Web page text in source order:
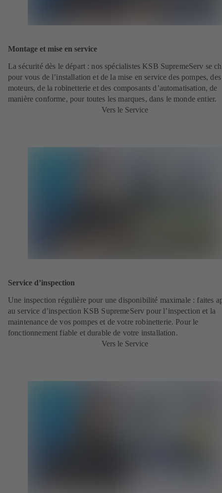
Montage et mise en service
La sécurité dès le départ : nos spécialistes KSB SupremeServ se
pour vous de l’installation et de la mise en service des pompes, des
moteurs, de la robinetterie et des composants d’automatisation, de
manière conforme, pour toutes les marques, dans le monde entier.
Vers le Service
Service d’inspection
Une inspection régulière pour une disponibilité maximale : faites
au service d’inspection KSB SupremeServ pour l’inspection et la
maintenance de vos pompes et de votre robinetterie. Pour le
fonctionnement fiable et durable de votre installation.
Vers le Service